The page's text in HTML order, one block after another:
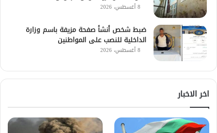
8 أغسطس، 2026
ضبط شخص أنشأ صفحة مزيفة باسم وزارة
الداخلية للنصب على المواطنين
8 أغسطس، 2026
اخر الاخبار